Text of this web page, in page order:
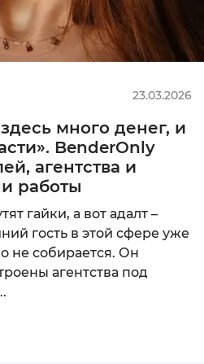
23.03.2026
много денег, и
BenderOnly
агентства и
работы
гайки, а вот адалт –
гость в этой сфере уже
не собирается. Он
агентства под